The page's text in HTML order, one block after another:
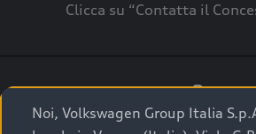
Clicca su “Contatta il
3
A breve verrai ricontattato dal
Noi, Volkswagen Group Italia